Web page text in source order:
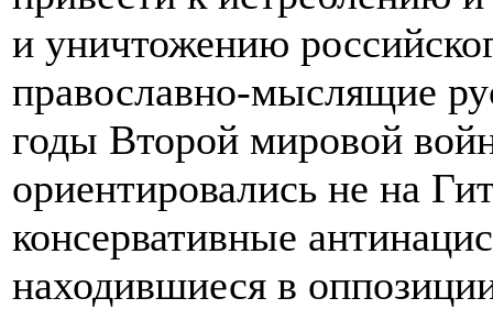
и уничтожению
православно-мыслящие
годы Второй мировой
ориентировались не на
консервативные
находившиеся в